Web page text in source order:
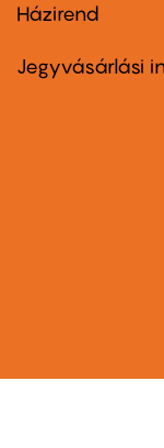
Footer
second
Házirend
Jegyvásárlási